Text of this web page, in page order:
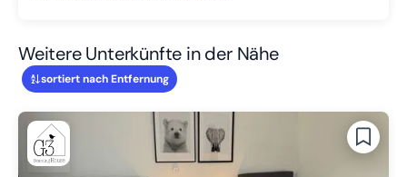
Weitere Unterkünfte in der Nähe
sortiert nach Entfernung